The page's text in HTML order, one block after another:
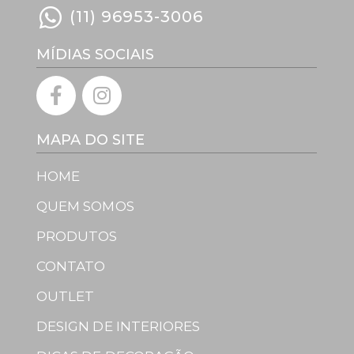
(11) 96953-3006
MÍDIAS SOCIAIS
MAPA DO SITE
HOME
QUEM SOMOS
PRODUTOS
CONTATO
OUTLET
DESIGN DE INTERIORES